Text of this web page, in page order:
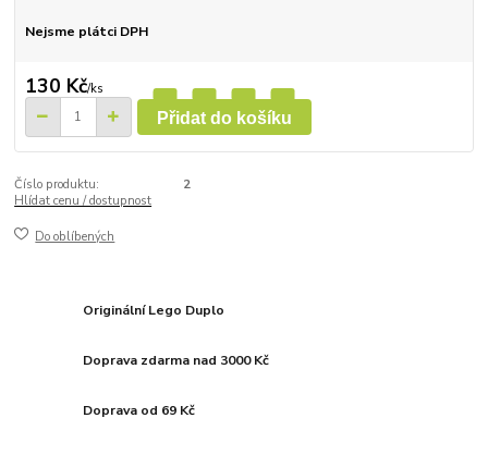
Nejsme plátci DPH
130 Kč/ks
Přidat do košíku
Číslo produktu:
2
Hlídat cenu / dostupnost
Do oblíbených
Originální Lego Duplo
Doprava zdarma nad 3000 Kč
Doprava od 69 Kč